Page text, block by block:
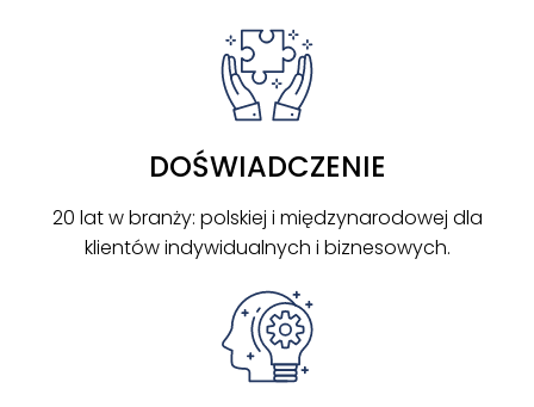
DOŚWIADCZENIE
20 lat w branży: polskiej i międzynarodowej dla
klientów indywidualnych i biznesowych.